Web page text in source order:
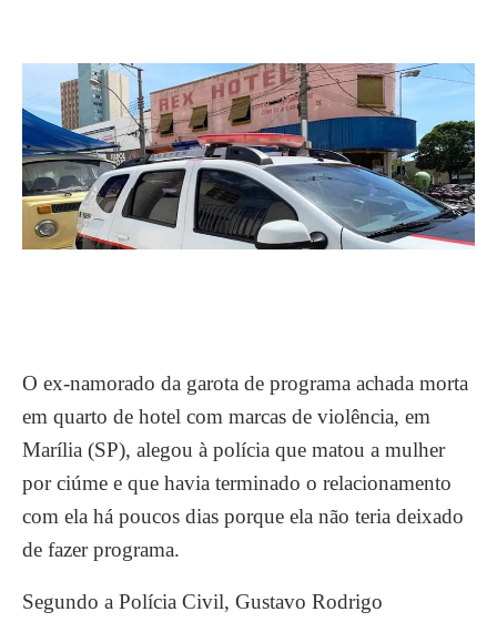
O ex-namorado da garota de programa achada morta
em quarto de hotel com marcas de violência, em
Marília (SP), alegou à polícia que matou a mulher
por ciúme e que havia terminado o relacionamento
com ela há poucos dias porque ela não teria deixado
de fazer programa.
Segundo a Polícia Civil, Gustavo Rodrigo